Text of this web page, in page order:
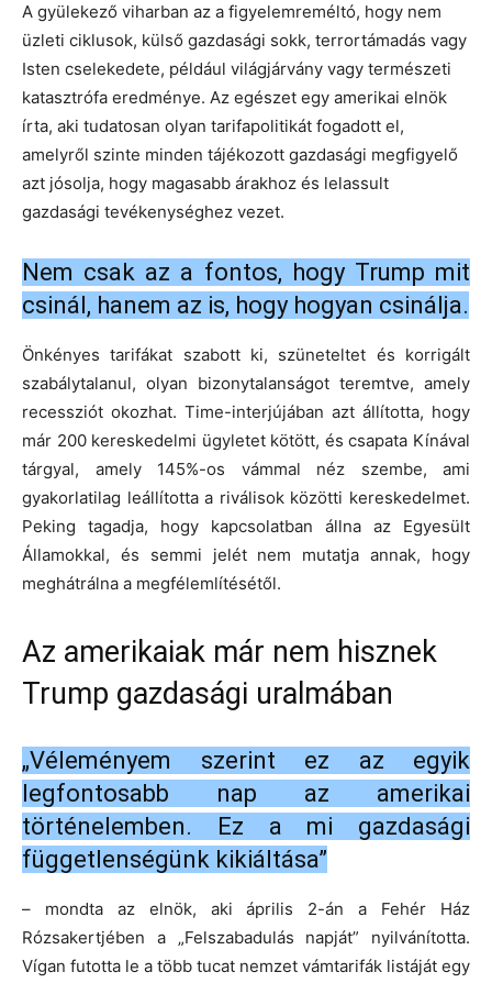
A gyülekező viharban az a figyelemreméltó, hogy nem
üzleti ciklusok, külső gazdasági sokk, terrortámadás vagy
Isten cselekedete, például világjárvány vagy természeti
katasztrófa eredménye. Az egészet egy amerikai elnök
írta, aki tudatosan olyan tarifapolitikát fogadott el,
amelyről szinte minden tájékozott gazdasági megfigyelő
azt jósolja, hogy magasabb árakhoz és lelassult
gazdasági tevékenységhez vezet.
Nem csak az a fontos, hogy Trump mit
csinál, hanem az is, hogy hogyan csinálja.
Önkényes tarifákat szabott ki, szüneteltet és korrigált
szabálytalanul, olyan bizonytalanságot teremtve, amely
recessziót okozhat. Time-interjújában azt állította, hogy
már 200 kereskedelmi ügyletet kötött, és csapata Kínával
tárgyal, amely 145%-os vámmal néz szembe, ami
gyakorlatilag leállította a riválisok közötti kereskedelmet.
Peking tagadja, hogy kapcsolatban állna az Egyesült
Államokkal, és semmi jelét nem mutatja annak, hogy
meghátrálna a megfélemlítésétől.
Az amerikaiak már nem hisznek
Trump gazdasági uralmában
„Véleményem szerint ez az egyik
legfontosabb nap az amerikai
történelemben. Ez a mi gazdasági
függetlenségünk kikiáltása”
– mondta az elnök, aki április 2-án a Fehér Ház
Rózsakertjében a „Felszabadulás napját” nyilvánította.
Vígan futotta le a több tucat nemzet vámtarifák listáját egy